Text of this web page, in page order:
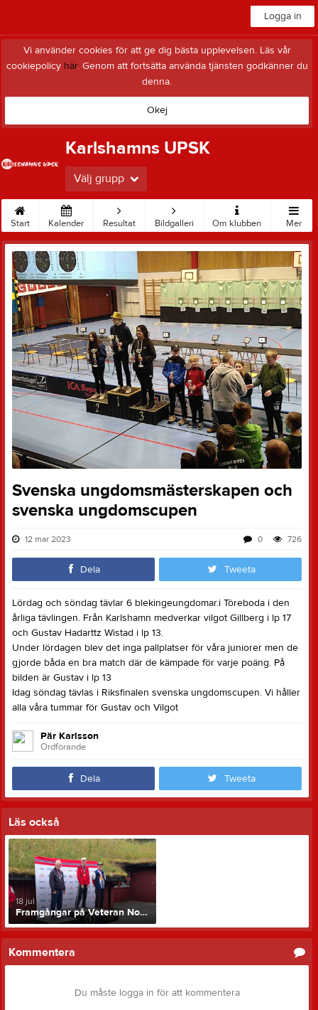
Logga in
Vi använder cookies för att ge dig bästa upplevelsen. Läs vår
cookiepolicy här. Genom att fortsätta använda tjänsten godkänner du
denna.
Okej
Karlshamns UPSK
Välj grupp
Start Kalender Resultat Bildgalleri Om klubben Mer
Svenska ungdomsmästerskapen och
svenska ungdomscupen
12 mar 2023 726
0
Dela Tweeta
Lördag och söndag tävlar 6 blekingeungdomar.i Töreboda i den
årliga tävlingen. Från Karlshamn medverkar vilgot Gillberg i lp 17
och Gustav Hadarttz Wistad i lp 13.
Under lördagen blev det inga pallplatser för våra juniorer men de
gjorde båda en bra match där de kämpade för varje poäng. På
bilden är Gustav i lp 13
Idag söndag tävlas i Riksfinalen svenska ungdomscupen. Vi håller
alla våra tummar för Gustav och Vilgot
Pär Karlsson
Ordförande
Dela Tweeta
Läs också
18 jul
Framgångar på Veteran Nordiska Mästerskapen 2026
Kommentera
Du måste logga in för att kommentera